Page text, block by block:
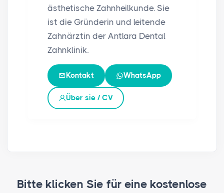
ästhetische Zahnheilkunde. Sie
ist die Gründerin und leitende
Zahnärztin der Antlara Dental
Zahnklinik.
Kontakt WhatsApp
Über sie / CV
Bitte klicken Sie für eine kostenlose